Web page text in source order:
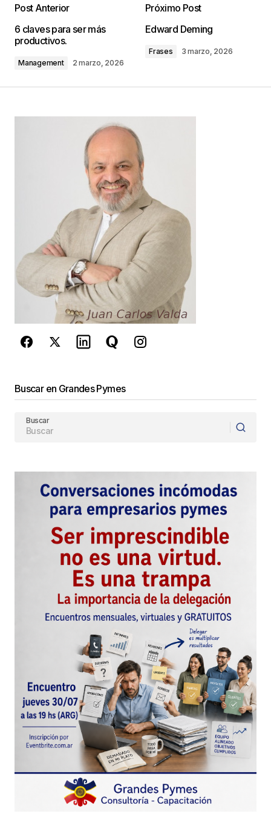
Diego
9 agosto, 2011 at 11:08 am
Tu dirección de correo electrónico no será
Los campos obligatorios están
marcados con
*
Your Name
Your E-mail*
Guarda mi nombre, correo electrónico y web en
comente.
reCAPTCHA y laPolítica de
de Google
Enviar Comentario
Post Anterior
6 claves para ser más
productivos.
Management 2 marzo, 2026
Próximo Post
Edward Deming
Frases 3 marzo, 2026
Buscar en Grandes Pymes
Buscar